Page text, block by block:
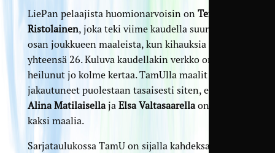
LiePan pelaajista huomionarvoisin on Terhi
Ristolainen, joka teki viime kaudella suurimman
osan joukkueen maaleista, kun kihauksia kertyi
yhteensä 26. Kuluva kaudellakin verkko on
heilunut jo kolme kertaa. TamUlla maalit ovat
jakautuneet puolestaan tasaisesti siten, että vain
Alina Matilaisellaja Elsa Valtasaarellaon tehtynä
kaksi maalia.
Sarjataulukossa TamU on sijalla kahdeksan, mutta